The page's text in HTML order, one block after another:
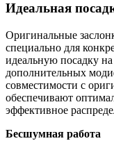
Идеальная
Оригинальные
специально для
идеальную посадку на
дополнительных
совместимости с
обеспечивают
эффективное
Бесшумная работа